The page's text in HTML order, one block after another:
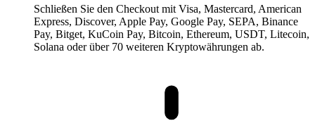
Schließen Sie den Checkout mit Visa, Mastercard, American
Express, Discover, Apple Pay, Google Pay, SEPA, Binance
Pay, Bitget, KuCoin Pay, Bitcoin, Ethereum, USDT, Litecoin,
Solana oder über 70 weiteren Kryptowährungen ab.